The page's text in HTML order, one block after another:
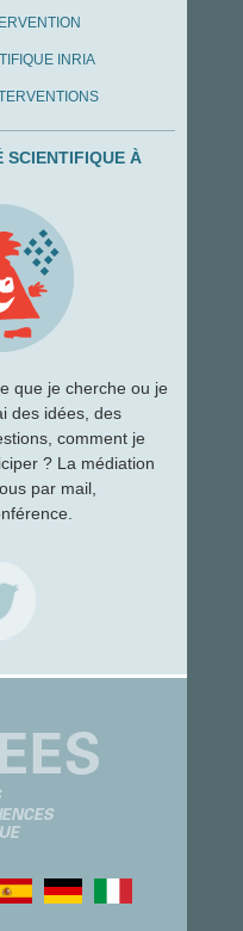
INRIA
SCIENTIFIQUE À
que je cherche ou je
des idées, des
comment je
? La médiation
par mail,